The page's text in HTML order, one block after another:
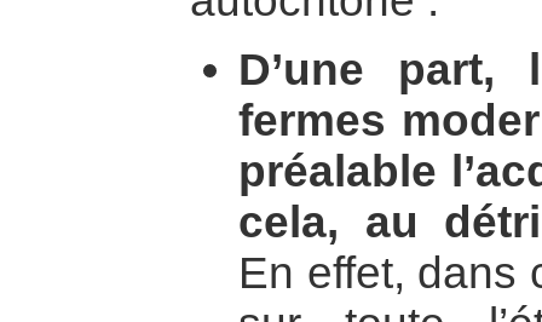
D’une
fermes
préalable
cela, au
En effet, dans